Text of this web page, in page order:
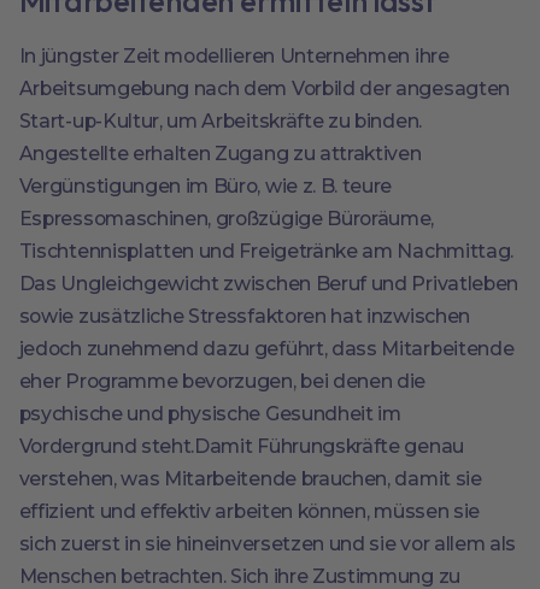
In jüngster Zeit modellieren Unternehmen ihre
Arbeitsumgebung nach dem Vorbild der angesagten
Start-up-Kultur, um Arbeitskräfte zu binden.
Angestellte erhalten Zugang zu attraktiven
Vergünstigungen im Büro, wie z. B. teure
Espressomaschinen, großzügige Büroräume,
Tischtennisplatten und Freigetränke am Nachmittag.
Das Ungleichgewicht zwischen Beruf und Privatleben
sowie zusätzliche Stressfaktoren hat inzwischen
jedoch zunehmend dazu geführt, dass Mitarbeitende
eher Programme bevorzugen, bei denen die
psychische und physische Gesundheit im
Vordergrund steht.Damit Führungskräfte genau
verstehen, was Mitarbeitende brauchen, damit sie
effizient und effektiv arbeiten können, müssen sie
sich zuerst in sie hineinversetzen und sie vor allem als
Menschen betrachten. Sich ihre Zustimmung zu